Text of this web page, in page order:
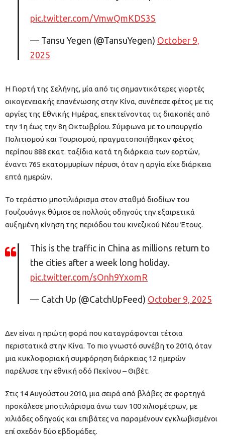
pic.twitter.com/VmwQmKDS3S
— Tansu Yegen (@TansuYegen) October 9,
2025
Η Γιορτή της Σελήνης, μία από τις σημαντικότερες γιορτές
οικογενειακής επανένωσης στην Κίνα, συνέπεσε φέτος με τις
αργίες της Εθνικής Ημέρας, επεκτείνοντας τις διακοπές από
την 1η έως την 8η Οκτωβρίου. Σύμφωνα με το υπουργείο
Πολιτισμού και Τουρισμού, πραγματοποιήθηκαν φέτος
περίπου 888 εκατ. ταξίδια κατά τη διάρκεια των εορτών,
έναντι 765 εκατομμυρίων πέρυσι, όταν η αργία είχε διάρκεια
επτά ημερών.
Το τεράστιο μποτιλιάρισμα στον σταθμό διοδίων του
Γουζουάνγκ θύμισε σε πολλούς οδηγούς την εξαιρετικά
αυξημένη κίνηση της περιόδου του κινεζικού Νέου Έτους.
This is the traffic in China as millions return to
the cities after a week long holiday.
pic.twitter.com/sOnh9YxomR
— Catch Up (@CatchUpFeed) October 9, 2025
Δεν είναι η πρώτη φορά που καταγράφονται τέτοια
περιστατικά στην Κίνα. Το πιο γνωστό συνέβη το 2010, όταν
μια κυκλοφοριακή συμφόρηση διάρκειας 12 ημερών
παρέλυσε την εθνική οδό Πεκίνου – Θιβέτ.
Στις 14 Αυγούστου 2010, μια σειρά από βλάβες σε φορτηγά
προκάλεσε μποτιλιάρισμα άνω των 100 χιλιομέτρων, με
χιλιάδες οδηγούς και επιβάτες να παραμένουν εγκλωβισμένοι
επί σχεδόν δύο εβδομάδες.